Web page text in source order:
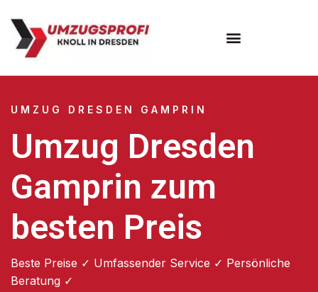
UMZUG DRESDEN GAMPRIN
Umzug Dresden
Gamprin zum
besten Preis
Beste Preise ✓ Umfassender Service ✓ Persönliche
Beratung ✓